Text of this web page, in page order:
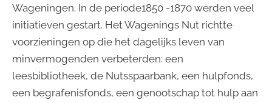
Wageningen. In de periode1850 -1870 werden veel
initiatieven gestart. Het Wagenings Nut richtte
voorzieningen op die het dagelijks leven van
minvermogenden verbeterden: een
leesbibliotheek, de Nutsspaarbank, een hulpfonds,
een begrafenisfonds, een genootschap tot hulp aan